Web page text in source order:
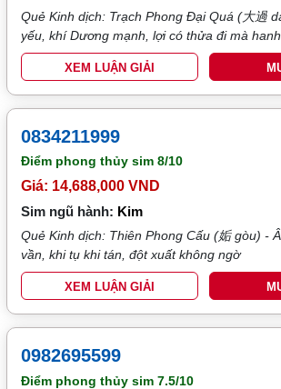
Quẻ Kinh dịch: Trạch Phong Đại Quá (大過
yếu, khí Dương mạnh, lợi có thửa đi mà hanh
XEM LUẬN GIẢI
0834211999
Điểm phong thủy sim8/10
Giá: 14,688,000 VND
Sim ngũ hành: Kim
Quẻ Kinh dịch: Thiên Phong Cấu (姤 gòu) -
vần, khi tụ khi tán, đột xuất không ngờ
XEM LUẬN GIẢI
0982695599
Điểm phong thủy sim7.5/10